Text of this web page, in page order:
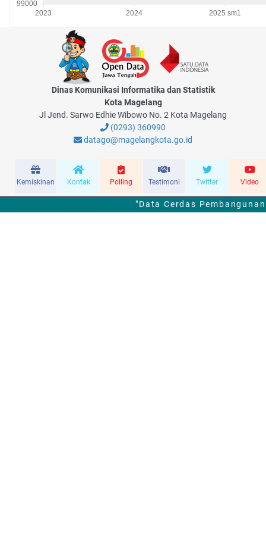
Dinas Komunikasi Informatika dan Statistik
Kota Magelang
Jl Jend. Sarwo Edhie Wibowo No. 2 Kota Magelang
(0293) 360990
datago@magelangkota.go.id
Kemiskinan Kontak Polling Testimoni Twitter Video
"Data Cerdas